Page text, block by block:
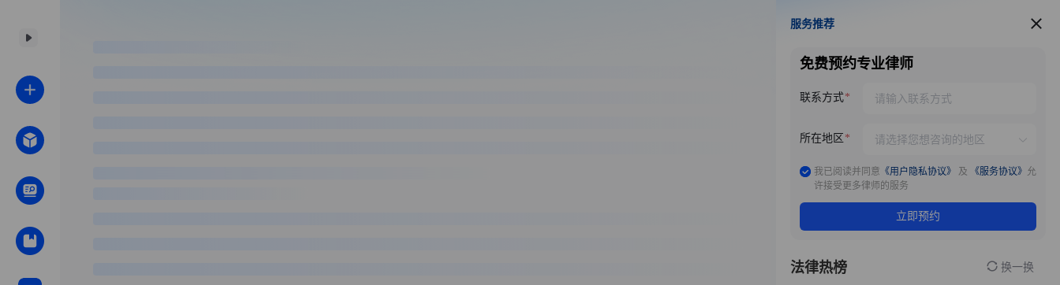
服务推荐
服务推荐
免费预约专业律师
联系方式
所在地区
我已阅读并同意 《用户隐私协议》 及 《服务协议》 允
许接受更多律师的服务
立即预约
法律热榜 换一换